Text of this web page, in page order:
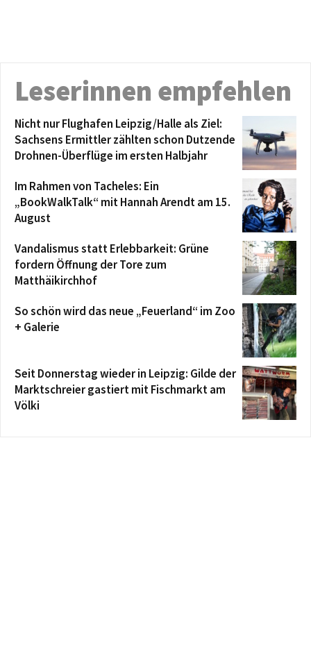
Leserinnen empfehlen
Nicht nur Flughafen Leipzig/Halle als Ziel:
Sachsens Ermittler zählten schon Dutzende
Drohnen-Überflüge im ersten Halbjahr
Im Rahmen von Tacheles: Ein
„BookWalkTalk“ mit Hannah Arendt am 15.
August
Vandalismus statt Erlebbarkeit: Grüne
fordern Öffnung der Tore zum
Matthäikirchhof
So schön wird das neue „Feuerland“ im Zoo
+ Galerie
Seit Donnerstag wieder in Leipzig: Gilde der
Marktschreier gastiert mit Fischmarkt am
Völki